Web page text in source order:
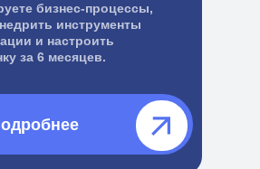
бизнес-процессы,
инструменты
и настроить
за 6 месяцев.